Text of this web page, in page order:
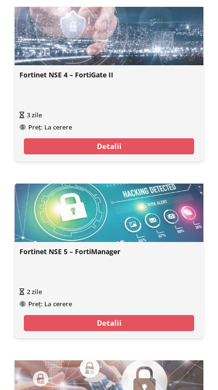
Fortinet NSE 4 – FortiGate II
3zile
Preț: La cerere
Detalii
Fortinet NSE 5 – FortiManager
2zile
Preț: La cerere
Detalii